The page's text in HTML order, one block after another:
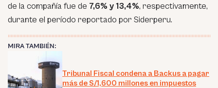
de la compañía fue de 7,6% y 13,4%, respectivamente,
durante el período reportado por Siderperu.
MIRA TAMBIÉN:
Tribunal Fiscal condena a Backus a pagar
más de S/1,600 millones en impuestos